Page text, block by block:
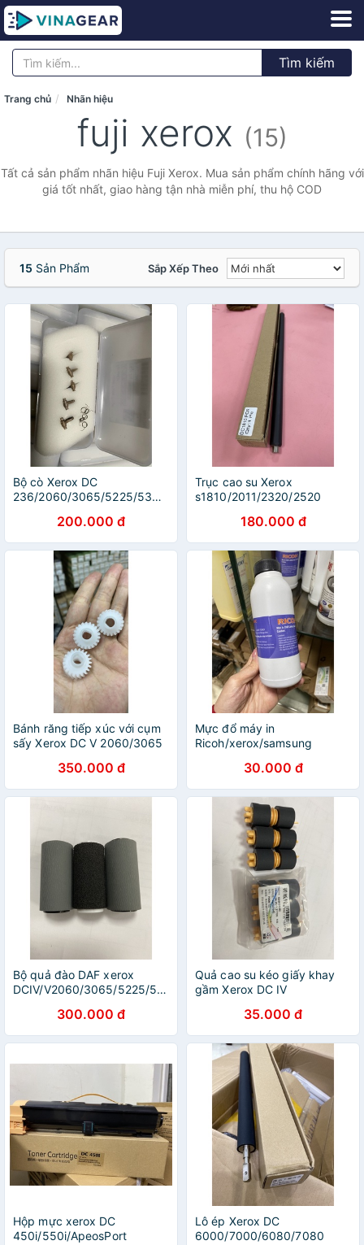
Tìm kiếm
Trang chủ Nhãn hiệu
fuji xerox (15)
Tất cả sản phẩm nhãn hiệu Fuji Xerox. Mua sản phẩm chính hãng với
giá tốt nhất, giao hàng tận nhà miễn phí, thu hộ COD
15 Sản Phẩm Sắp Xếp Theo
Bộ cò Xerox DC
236/2060/3065/5225/5335-
200.000 đ
Trục cao su Xerox
s1810/2011/2320/2520
180.000 đ
Bánh răng tiếp xúc với cụm
sấy Xerox DC V 2060/3065
350.000 đ
Mực đổ máy in
Ricoh/xerox/samsung
30.000 đ
Bộ quả đào DAF xerox
DCIV/V2060/3065/5225/5330/5330
300.000 đ
Quả cao su kéo giấy khay
gầm Xerox DC IV
35.000 đ
Hộp mực xerox DC
450i/550i/ApeosPort
Lô ép Xerox DC
6000/7000/6080/7080